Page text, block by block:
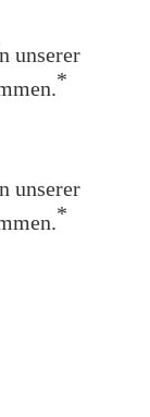
unserer
*
unserer
*